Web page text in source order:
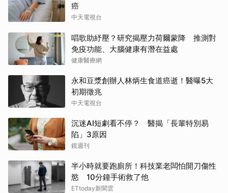
癌
中天電視台
唱歌助紓壓？研究揭壓力荷爾蒙降 推測對
免疫功能、大腦健康有潛在益處
健康醫療網
永和豆漿創辦人林炳生食道癌逝！醫曝5大
初期徵兆
中天電視台
沉迷AI短劇看不停？ 醫揭「長輩特別易
陷」3原因
鏡週刊
半小時就要跑廁所！科技業老闆怕開刀傷性
慾 10分鐘手術救了他
ETtoday新聞雲